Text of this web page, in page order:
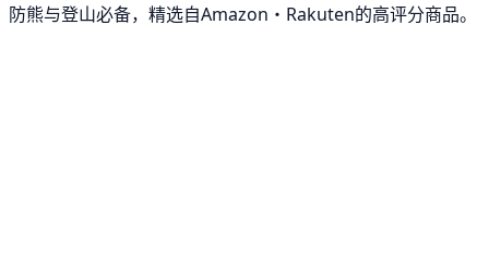
防熊与登山必备，精选自Amazon・Rakuten的高评分商品。